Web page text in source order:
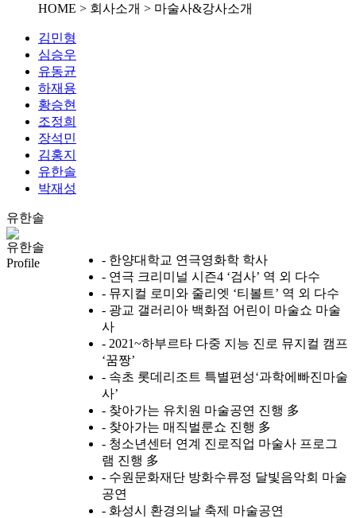
HOME > 회사소개 > 마술사&강사소개
김민형
심승우
유동균
하재용
황승현
조정희
장석민
김홍지
유한솔
박재성
유한솔
유한솔
Profile
- 한양대학교 연극영화학 학사
- 연극 크리미널 시즌4 ‘검사’ 역 외 다수
- 뮤지컬 로미와 줄리엣 ‘티볼트’ 역 외 다수
- 광교 갤러리아 백화점 어린이 마술쇼 마술
사
- 2021~하부르타 다중 지능 진로 뮤지컬 캠프
‘꿈짱’
- 속초 롯데리조트 특별편성‘과학에빠진마술
사’
- 찾아가는 유치원 마술공연 진행 多
- 찾아가는 매직벌룬쇼 진행 多
- 청소년센터 연계 진로직업 마술사 프로그
램 진행 多
- 수원문화재단 방화수류정 달빛음악회 마술
공연
- 화성시 환경의날 축제 마술공연